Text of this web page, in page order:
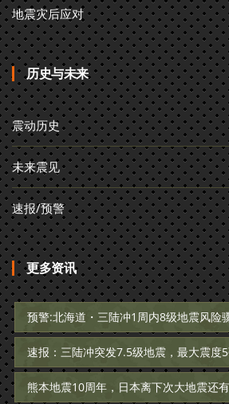
地震灾后应对
历史与未来
震动历史
未来震见
速报/预警
更多资讯
预警:北海道・三陆冲1周内8级地震风险
速报：三陆冲突发7.5级地震，最大震度
熊本地震10周年，日本离下次大地震还